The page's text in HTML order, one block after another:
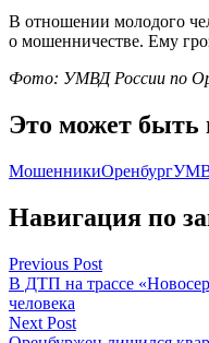
В отношении молодого
о мошенничестве. Ему
Фото: УМВД России по
Это может быть
МошенникиОренбург
Навигация по
Previous Post
В ДТП на трассе
человека
Next Post